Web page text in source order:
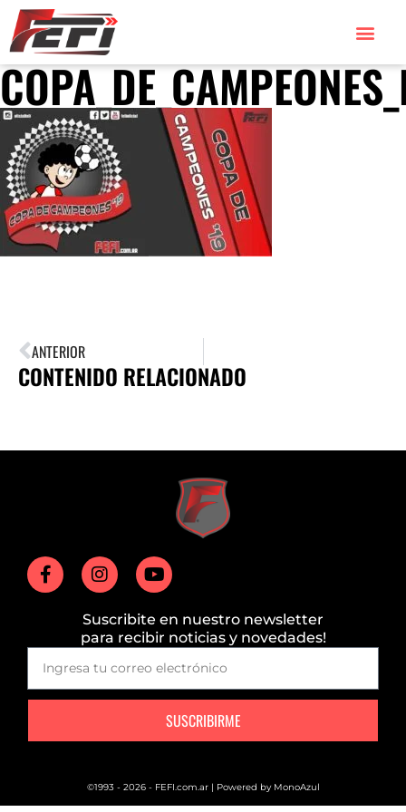
ANTERIOR
CONTENIDO RELACIONADO
Suscribite en nuestro newsletter
para recibir noticias y novedades!
SUSCRIBIRME
©1993 - 2026 - FEFI.com.ar | Powered by MonoAzul